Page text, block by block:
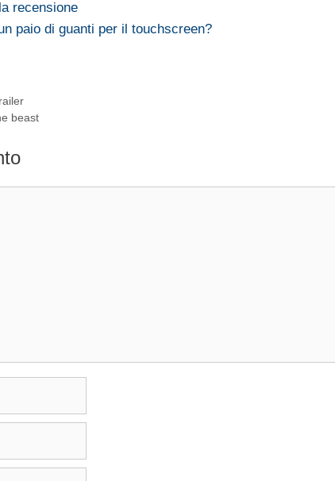
recensione
paio di guanti per il touchscreen?
beast